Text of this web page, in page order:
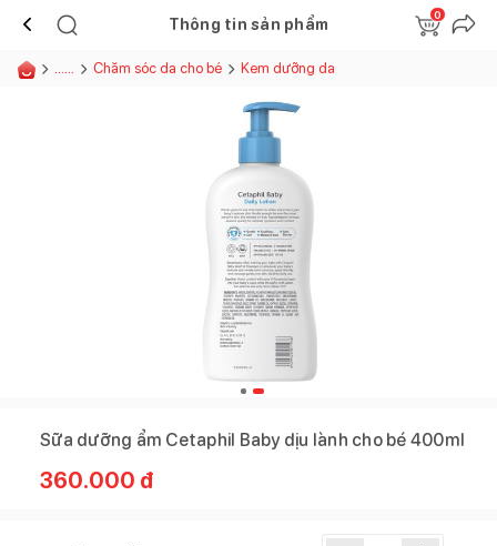
Thông tin sản phẩm
0
...... Chăm sóc da cho bé Kem dưỡng da
Sữa dưỡng ẩm Cetaphil Baby dịu lành cho bé 400ml
360.000 đ